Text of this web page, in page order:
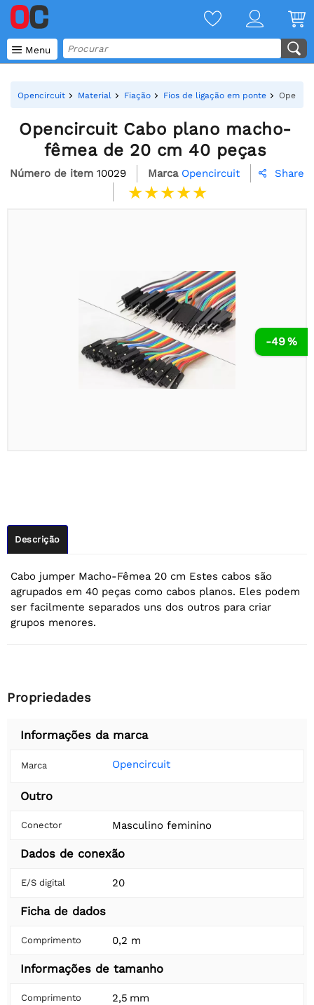
 Menu
Opencircuit Material Fiação Fios de ligação em ponte
Opencircuit Cabo plano macho-
fêmea de 20 cm 40 peças
Número de item 10029 Marca Opencircuit  Share
-49 %
Descrição
Cabo jumper Macho-Fêmea 20 cm Estes cabos são
agrupados em 40 peças como cabos planos. Eles podem
ser facilmente separados uns dos outros para criar
grupos menores.
Propriedades
Informações da marca
Marca Opencircuit
Outro
Conector Masculino feminino
Dados de conexão
E/S digital 20
Ficha de dados
Comprimento 0,2 m
Informações de tamanho
Comprimento 2,5 mm